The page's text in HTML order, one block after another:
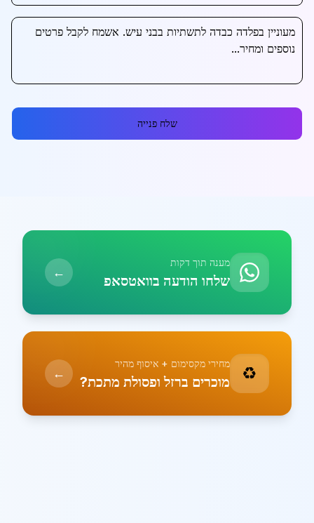
שלח פנייה
מענה תוך דקות
שלחו הודעה בוואטסאפ ←
♻️ מחירי מקסימום + איסוף מהיר
מוכרים ברזל ופסולת מתכת? ←